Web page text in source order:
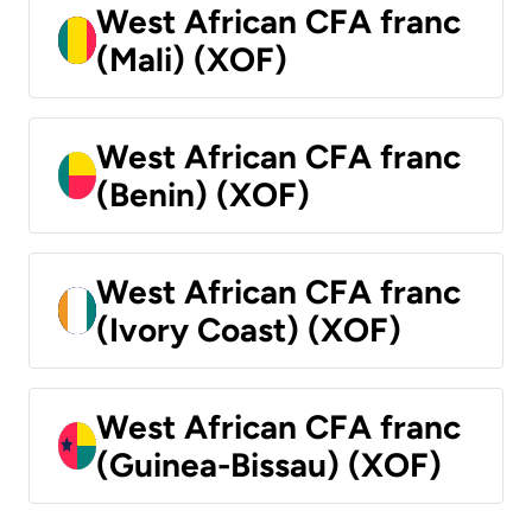
West African CFA franc
(Mali) (XOF)
West African CFA franc
(Benin) (XOF)
West African CFA franc
(Ivory Coast) (XOF)
West African CFA franc
(Guinea-Bissau) (XOF)